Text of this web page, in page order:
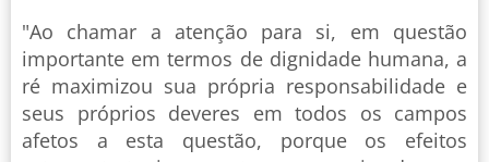
"Ao chamar a atenção para si, em questão
importante em termos de dignidade humana, a
ré maximizou sua própria responsabilidade e
seus próprios deveres em todos os campos
afetos a esta questão, porque os efeitos